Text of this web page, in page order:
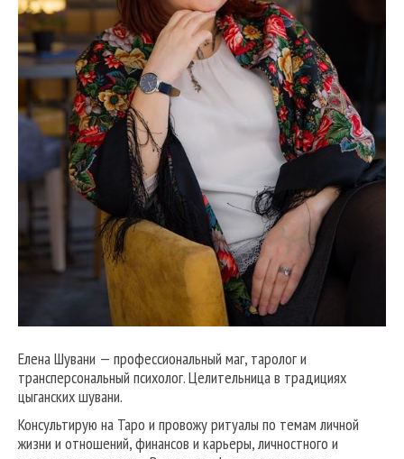
Елена Шувани — профессиональный маг, таролог и
трансперсональный психолог. Целительница в традициях
цыганских шувани.
Консультирую на Таро и провожу ритуалы по темам личной
жизни и отношений, финансов и карьеры, личностного и